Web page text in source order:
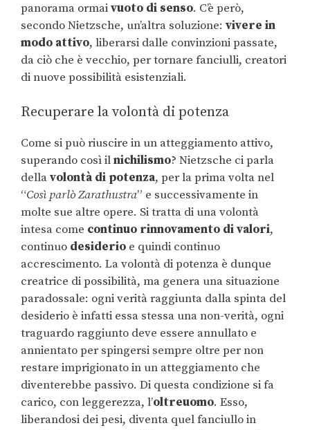
panorama ormaivuoto di senso. C’è però,
secondo Nietzsche, un’altra soluzione: vivere in
modo attivo, liberarsi dalle convinzioni passate,
da ciò che è vecchio, per tornare fanciulli, creatori
di nuove possibilità esistenziali.
Recuperare la volontà di potenza
Come si può riuscire in un atteggiamento attivo,
superando così ilnichilismo? Nietzsche ci parla
dellavolontà di potenza, per la prima volta nel
“Così parlò Zarathustra” e successivamente in
molte sue altre opere. Si tratta di una volontà
intesa come continuo rinnovamento di valori,
continuo desiderio e quindi continuo
accrescimento. La volontà di potenza è dunque
creatrice di possibilità, ma genera una situazione
paradossale: ogni verità raggiunta dalla spinta del
desiderio è infatti essa stessa una non-verità, ogni
traguardo raggiunto deve essere annullato e
annientato per spingersi sempre oltre per non
restare imprigionato in un atteggiamento che
diventerebbe passivo. Di questa condizione si fa
carico, con leggerezza, l’oltreuomo. Esso,
liberandosi dei pesi, diventa quel fanciullo in